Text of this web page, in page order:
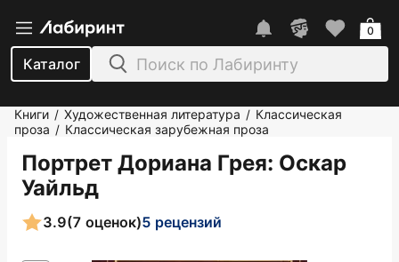
Каталог
0
Книги / Художественная литература / Классическая
проза / Классическая зарубежная проза
Портрет Дориана Грея: Оскар
Уайльд
3.9(7 оценок)5 рецензий